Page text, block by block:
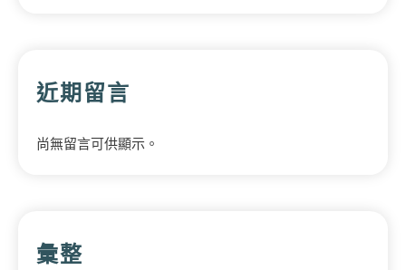
近期留言
尚無留言可供顯示。
彙整